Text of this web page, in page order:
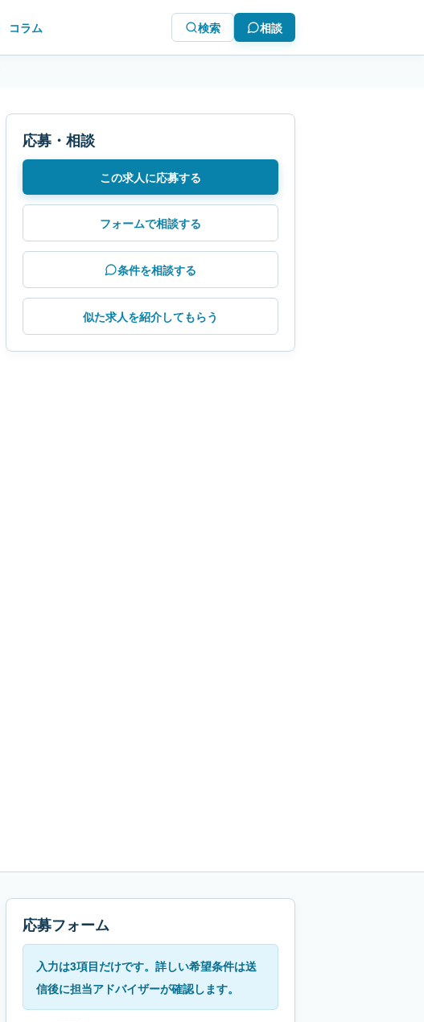
コラム 検索 相談
応募・相談
この求人に応募する
フォームで相談する
条件を相談する
似た求人を紹介してもらう
応募フォーム
入力は3項目だけです。詳しい希望条件は送
信後に担当アドバイザーが確認します。